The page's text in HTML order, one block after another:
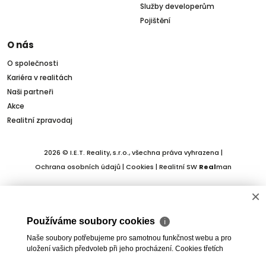
Služby developerům
Pojištění
O nás
O společnosti
Kariéra v realitách
Naši partneři
Akce
Realitní zpravodaj
2026 © I.E.T. Reality, s.r.o., všechna práva vyhrazena |
Ochrana osobních údajů| Cookies | Realitní SW Realman
×
Používáme soubory cookies ℹ
Naše soubory potřebujeme pro samotnou funkčnost webu a pro
uložení vašich předvoleb při jeho procházení. Cookies třetích